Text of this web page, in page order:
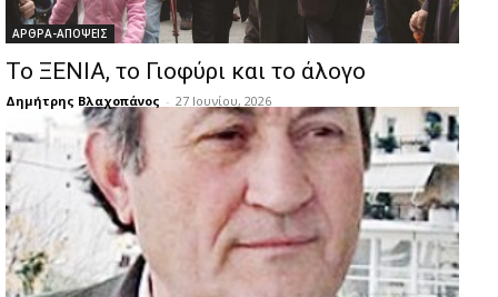
ΑΡΘΡΑ-ΑΠΟΨΕΙΣ
Το ΞΕΝΙΑ, το Γιοφύρι και το άλογο
Δημήτρης Βλαχοπάνος - 27 Ιουνίου, 2026